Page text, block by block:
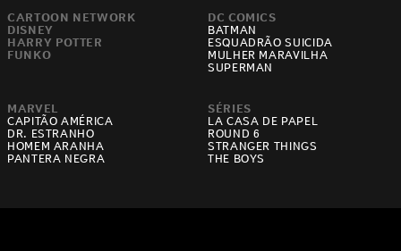
CARTOON NETWORK
DISNEY
HARRY POTTER
FUNKO
DC COMICS
BATMAN
ESQUADRÃO SUICIDA
MULHER MARAVILHA
SUPERMAN
MARVEL
CAPITÃO AMÉRICA
DR. ESTRANHO
HOMEM ARANHA
PANTERA NEGRA
SÉRIES
LA CASA DE PAPEL
ROUND 6
STRANGER THINGS
THE BOYS